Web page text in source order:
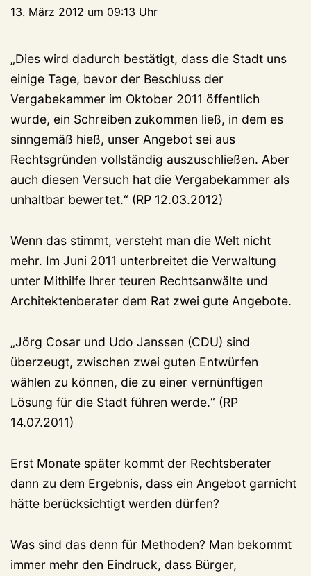
13. März 2012 um 09:13 Uhr
„Dies wird dadurch bestätigt, dass die Stadt uns
einige Tage, bevor der Beschluss der
Vergabekammer im Oktober 2011 öffentlich
wurde, ein Schreiben zukommen ließ, in dem es
sinngemäß hieß, unser Angebot sei aus
Rechtsgründen vollständig auszuschließen. Aber
auch diesen Versuch hat die Vergabekammer als
unhaltbar bewertet.“ (RP 12.03.2012)
Wenn das stimmt, versteht man die Welt nicht
mehr. Im Juni 2011 unterbreitet die Verwaltung
unter Mithilfe Ihrer teuren Rechtsanwälte und
Architektenberater dem Rat zwei gute Angebote.
„Jörg Cosar und Udo Janssen (CDU) sind
überzeugt, zwischen zwei guten Entwürfen
wählen zu können, die zu einer vernünftigen
Lösung für die Stadt führen werde.“ (RP
14.07.2011)
Erst Monate später kommt der Rechtsberater
dann zu dem Ergebnis, dass ein Angebot garnicht
hätte berücksichtigt werden dürfen?
Was sind das denn für Methoden? Man bekommt
immer mehr den Eindruck, dass Bürger,